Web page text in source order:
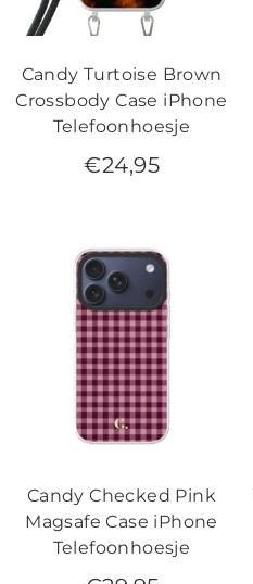
Candy Turtoise Brown
Crossbody Case iPhone
Telefoonhoesje
€24,95
Candy Checked Pink
Magsafe Case iPhone
Telefoonhoesje